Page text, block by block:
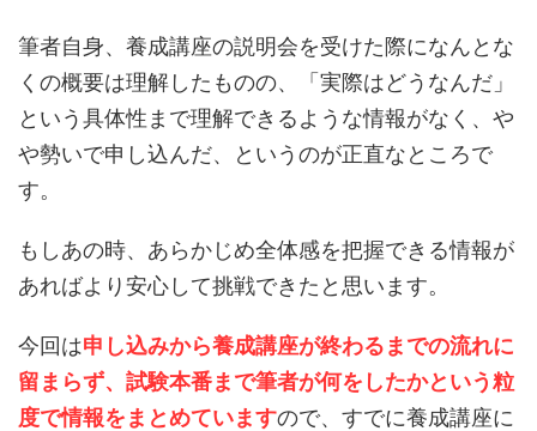
筆者自身、養成講座の説明会を受けた際になんとな
くの概要は理解したものの、「実際はどうなんだ」
という具体性まで理解できるような情報がなく、や
や勢いで申し込んだ、というのが正直なところで
す。
もしあの時、あらかじめ全体感を把握できる情報が
あればより安心して挑戦できたと思います。
今回は申し込みから養成講座が終わるまでの流れに
留まらず、試験本番まで筆者が何をしたかという粒
度で情報をまとめていますので、すでに養成講座に